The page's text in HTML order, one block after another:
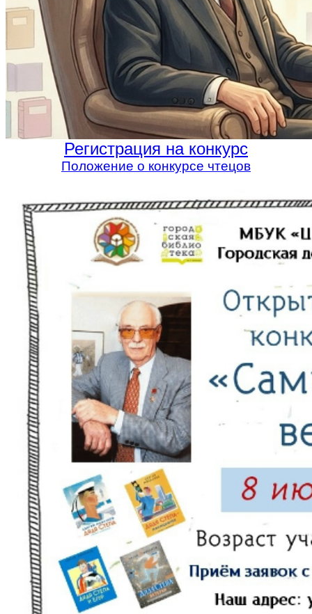
Регистрация на конкурс
Положение о конкурсе чтецов